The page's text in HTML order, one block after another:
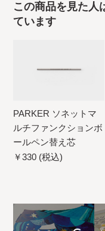
この商品を見た人
ています
PARKER ソネットマ
ルチファンクションボ
ールペン替え芯
￥330 (税込)